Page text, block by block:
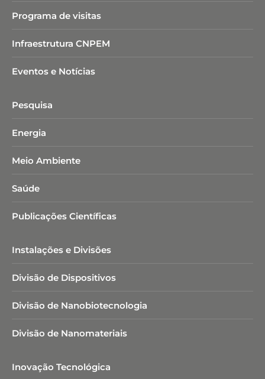
Programa de visitas
Infraestrutura CNPEM
Eventos e Notícias
Pesquisa
Energia
Meio Ambiente
Saúde
Publicações Científicas
Instalações e Divisões
Divisão de Dispositivos
Divisão de Nanobiotecnologia​
Divisão de Nanomateriais
Inovação Tecnológica